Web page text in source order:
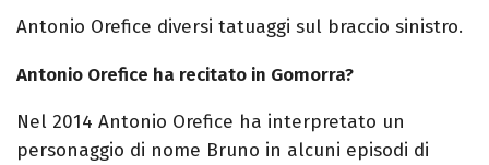
Antonio Orefice diversi tatuaggi sul braccio sinistro.
Antonio Orefice ha recitato in Gomorra?
Nel 2014 Antonio Orefice ha interpretato un
personaggio di nome Bruno in alcuni episodi di